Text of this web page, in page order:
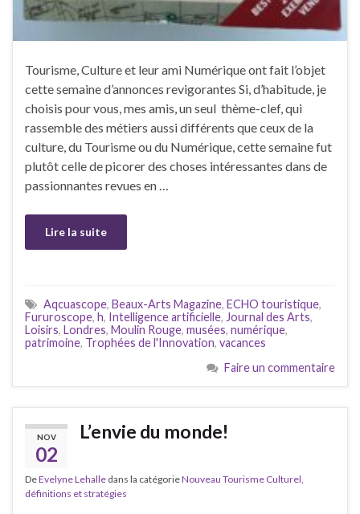
Tourisme, Culture et leur ami Numérique ont fait l’objet
cette semaine d’annonces revigorantes Si, d’habitude, je
choisis pour vous, mes amis, un seul thème-clef, qui
rassemble des métiers aussi différents que ceux de la
culture, du Tourisme ou du Numérique, cette semaine fut
plutôt celle de picorer des choses intéressantes dans de
passionnantes revues en …
Lire la suite
Aqcuascope, Beaux-Arts Magazine, ECHO touristique,
Fururoscope, h, Intelligence artificielle, Journal des Arts,
Loisirs, Londres, Moulin Rouge, musées, numérique,
patrimoine, Trophées de l'Innovation, vacances
Faire un commentaire
NOV
02
L’envie du monde!
DeEvelyne Lehalle dans la catégorieNouveau Tourisme Culturel,
définitions et stratégies